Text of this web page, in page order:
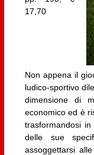
17,70
Non appena il
ludico-sportivo
dimensione di
economico ed è
trasformandosi
delle sue
assoggettarsi